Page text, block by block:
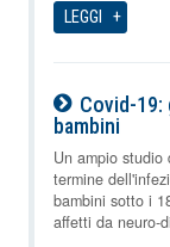
LEGGI
Covid-
bambini
08-08-2026
Un ampio studio
termine
bambini sotto i
affetti da neuro-